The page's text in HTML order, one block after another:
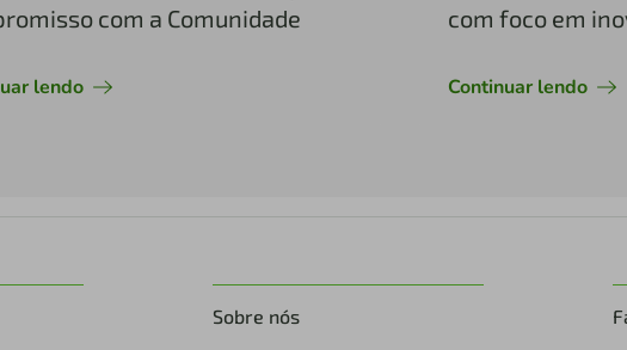
com a Comunidade
lendo
com foco em
Continuar lendo
Sobre nós